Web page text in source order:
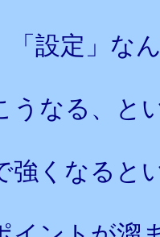
「設定」な
うなる、と
強くなると